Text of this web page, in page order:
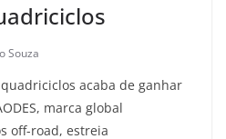
Souza
acaba de ganhar
marca global
off-road, estreia